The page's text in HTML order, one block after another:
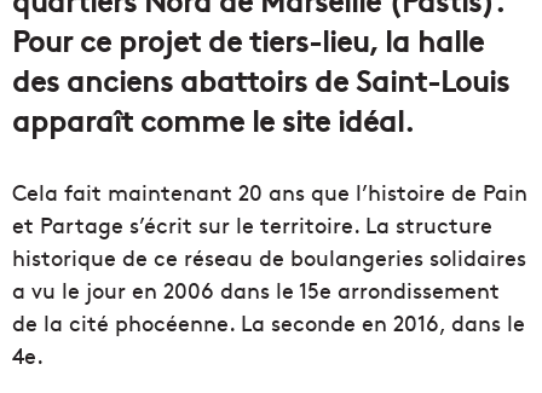
Pour ce projet de tiers-lieu, la halle
des anciens abattoirs de Saint-Louis
apparaît comme le site idéal.
Cela fait maintenant 20 ans que l’histoire de Pain
et Partage s’écrit sur le territoire. La structure
historique de ce réseau de boulangeries solidaires
a vu le jour en 2006 dans le 15e arrondissement
de la cité phocéenne. La seconde en 2016, dans le
4e.